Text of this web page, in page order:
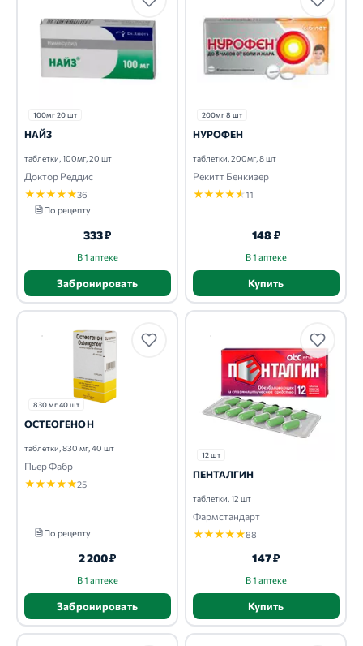
100мг 20 шт
НАЙЗ
таблетки, 100мг, 20 шт
Доктор Реддис
★★★★★36
По рецепту
333 ₽
В 1 аптеке
Забронировать
200мг 8 шт
НУРОФЕН
таблетки, 200мг, 8 шт
Рекитт Бенкизер
★★★★★11
148 ₽
В 1 аптеке
Купить
830 мг 40 шт
ОСТЕОГЕНОН
таблетки, 830 мг, 40 шт
Пьер Фабр
★★★★★25
По рецепту
2 200 ₽
В 1 аптеке
Забронировать
12 шт
ПЕНТАЛГИН
таблетки, 12 шт
Фармстандарт
★★★★★88
147 ₽
В 1 аптеке
Купить